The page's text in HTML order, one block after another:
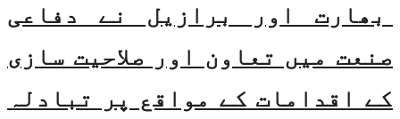
بھارت اور برازیل نے دفاعی
صنعت میں تعاون اور صلاحیت سازی
کے اقدامات کے مواقع پر تبادلہ